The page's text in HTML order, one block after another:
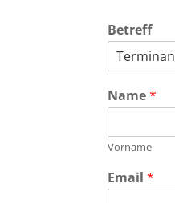
Betreff
Name*
Vorname
Email*